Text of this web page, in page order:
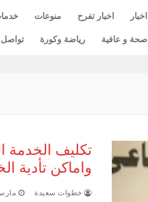
اخبار اخبار تفرح منوعات
صحة و عافية
رياضة وكورة تواصل
واماكن تأدية
خطوات سعيدة مارس 29,